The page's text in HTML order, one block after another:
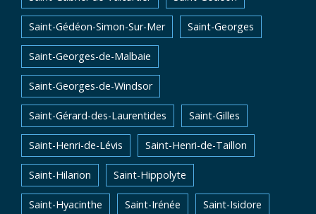
Saint-Gédéon-Simon-Sur-Mer Saint-Georges
Saint-Georges-de-Malbaie
Saint-Georges-de-Windsor
Saint-Gérard-des-Laurentides Saint-Gilles
Saint-Henri-de-Lévis Saint-Henri-de-Taillon
Saint-Hilarion Saint-Hippolyte
Saint-Hyacinthe Saint-Irénée Saint-Isidore